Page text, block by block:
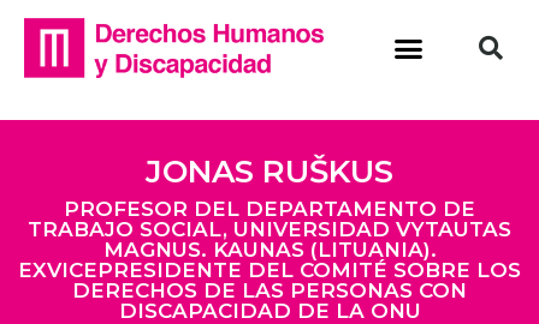
JONAS RUŠKUS
PROFESOR DEL DEPARTAMENTO DE
TRABAJO SOCIAL, UNIVERSIDAD VYTAUTAS
MAGNUS. KAUNAS (LITUANIA).
EXVICEPRESIDENTE DEL COMITÉ SOBRE LOS
DERECHOS DE LAS PERSONAS CON
DISCAPACIDAD DE LA ONU